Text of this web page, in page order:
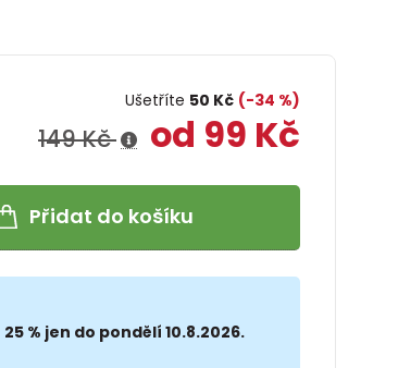
Ušetříte 50 Kč (-34 %)
149 Kč od 99 Kč
Přidat do košíku
25 % jen do pondělí 10.8.2026.